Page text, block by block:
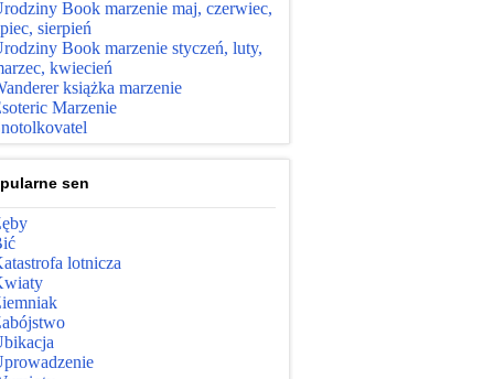
Book marzenie maj, czerwiec,
sierpień
Book marzenie styczeń, luty,
kwiecień
książka marzenie
Marzenie
sen
lotnicza